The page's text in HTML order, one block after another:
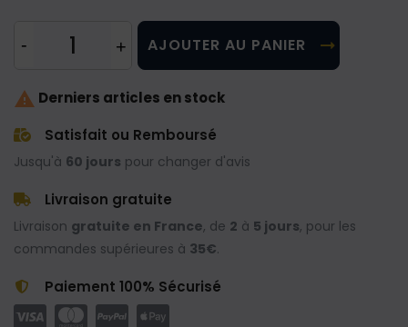
AJOUTER AU PANIER
 Derniers articles en stock
Satisfait ou Remboursé
Jusqu'à 60 jours pour changer d'avis
Livraison gratuite
Livraison gratuite en France, de 2 à 5 jours, pour les
commandes supérieures à 35€.
Paiement 100% Sécurisé